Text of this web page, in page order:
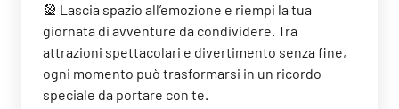
🎡 Lascia spazio all’emozione e riempi la tua
giornata di avventure da condividere. Tra
attrazioni spettacolari e divertimento senza fine,
ogni momento può trasformarsi in un ricordo
speciale da portare con te.